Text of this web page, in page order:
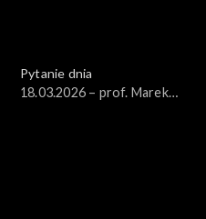
Pytanie dnia
18.03.2026 – prof. Marek